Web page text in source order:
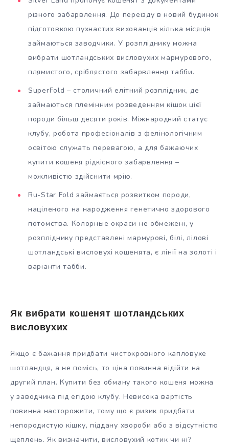
різного забарвлення. До переїзду в новий будинок
підготовкою пухнастих вихованців кілька місяців
займаються заводчики. У розпліднику можна
вибрати шотландських висловухих мармурового,
плямистого, сріблястого забарвлення табби.
SuperFold – столичний елітний розплідник, де
займаються племінним розведенням кішок цієї
породи більш десяти років. Міжнародний статус
клубу, робота професіоналів з фелінологічним
освітою служать перевагою, а для бажаючих
купити кошеня рідкісного забарвлення –
можливістю здійснити мрію.
Ru-Star Fold займається розвитком породи,
націленого на народження генетично здорового
потомства. Колорные окраси не обмежені, у
розпліднику представлені мармурові, білі, лілові
шотландські висловухі кошенята, є лінії на золоті і
варіанти табби.
Як вибрати кошенят шотландських
висловухих
Якщо є бажання придбати чистокровного капловухе
шотландця, а не помісь, то ціна повинна відійти на
другий план. Купити без обману такого кошеня можна
у заводчика під егідою клубу. Невисока вартість
повинна насторожити, тому що є ризик придбати
непородистую кішку, піддану хвороби або з відсутністю
щеплень. Як визначити, висловухий котик чи ні?